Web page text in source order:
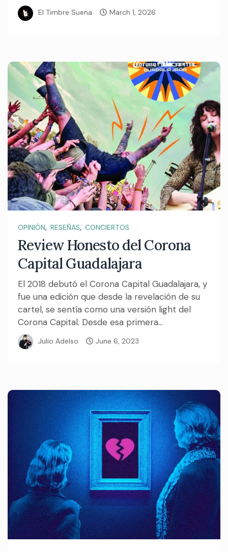
El Timbre Suena March 1, 2026
OPINIÓN, RESEÑAS, CONCIERTOS
Review Honesto del Corona
Capital Guadalajara
El 2018 debutó el Corona Capital Guadalajara, y
fue una edición que desde la revelación de su
cartel, se sentía como una versión light del
Corona Capital. Desde esa primera...
Julio Adelso June 6, 2023